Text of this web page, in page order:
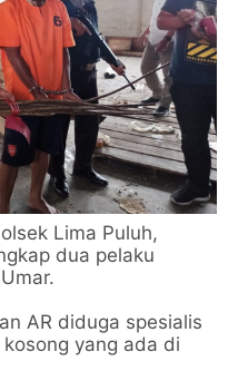
Lima Puluh,
dua pelaku
AR diduga spesialis
yang ada di